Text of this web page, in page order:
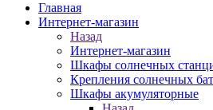
Главная
Интернет-магазин
Назад
Интернет-магазин
Шкафы солнечных
Крепления солнечных
Шкафы акумуляторные